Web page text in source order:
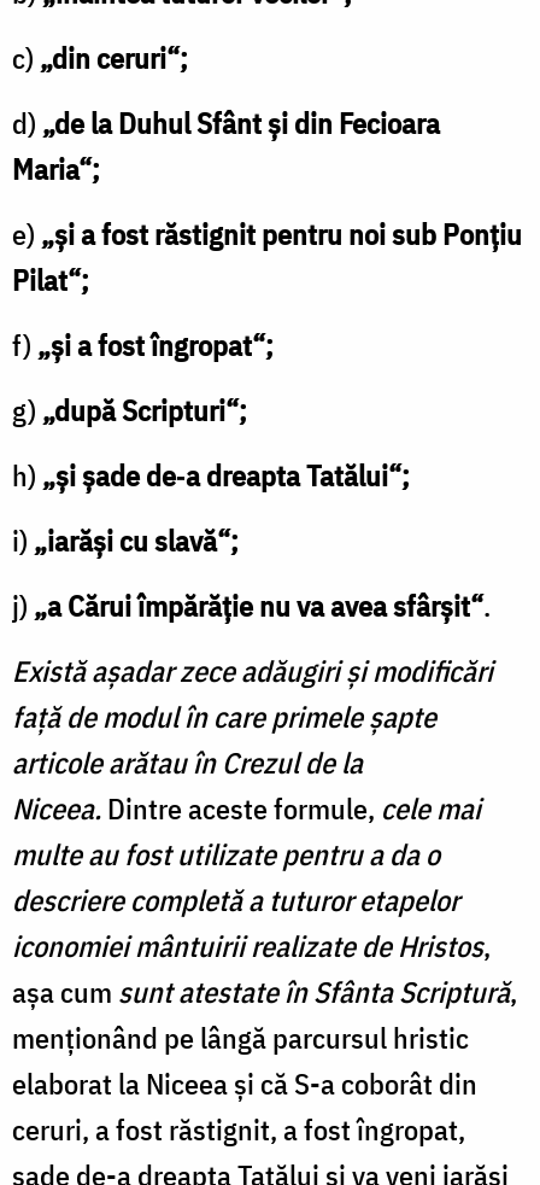
c) „din ceruri“;
d) „de la Duhul Sfânt şi din Fecioara
Maria“;
e) „și a fost răstignit pentru noi sub Ponţiu
Pilat“;
f) „şi a fost îngropat“;
g) „după Scripturi“;
h) „şi şade de‑a dreapta Tatălui“;
i) „iarăşi cu slavă“;
j) „a Cărui împărăţie nu va avea sfârşit“.
Există așadar zece adăugiri și modificări
față de modul în care primele șapte
articole arătau în Crezul de la
Niceea.Dintre aceste formule, cele mai
multe au fost utilizate pentru a da o
descriere completă a tuturor etapelor
iconomiei mântuirii realizate de Hristos,
așa cum sunt atestate în Sfânta Scriptură,
menționând pe lângă parcursul hristic
elaborat la Niceea și că S-a coborât din
ceruri, a fost răstignit, a fost îngropat,
șade ­de-a dreapta Tatălui și va veni iarăși